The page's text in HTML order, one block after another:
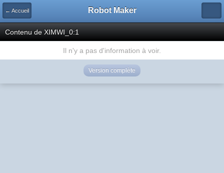
← Accueil Robot Maker
Contenu de XIMWI_0:1
Il n'y a pas d'information à voir.
Version complète